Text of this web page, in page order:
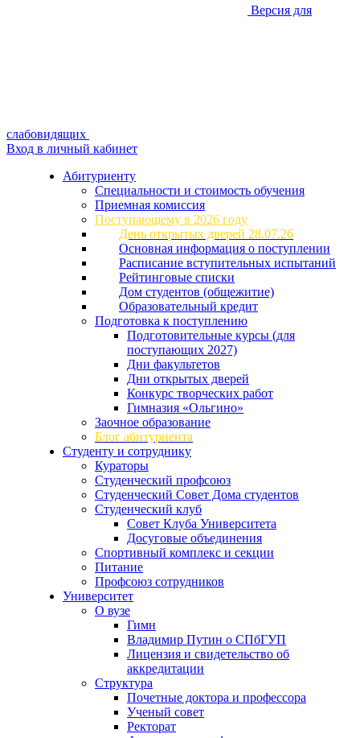
Версия для
слабовидящих
Вход в личный кабинет
Абитуриенту
Специальности и стоимость обучения
Приемная комиссия
Поступающему в 2026 году
День открытых дверей 28.07.26
Основная информация о поступлении
Расписание вступительных испытаний
Рейтинговые списки
Дом студентов (общежитие)
Образовательный кредит
Подготовка к поступлению
Подготовительные курсы (для
поступающих 2027)
Дни факультетов
Дни открытых дверей
Конкурс творческих работ
Гимназия «Ольгино»
Заочное образование
Блог абитуриента
Студенту и сотруднику
Кураторы
Студенческий профсоюз
Студенческий Совет Дома студентов
Студенческий клуб
Совет Клуба Университета
Досуговые объединения
Спортивный комплекс и секции
Питание
Профсоюз сотрудников
Университет
О вузе
Гимн
Владимир Путин о СПбГУП
Лицензия и свидетельство об
аккредитации
Структура
Почетные доктора и профессора
Ученый совет
Ректорат